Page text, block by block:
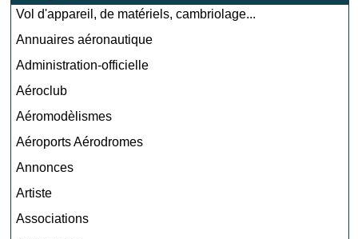
Vol d'appareil, de matériels, cambriolage...
Annuaires aéronautique
Administration-officielle
Aéroclub
Aéromodèlismes
Aéroports Aérodromes
Annonces
Artiste
Associations